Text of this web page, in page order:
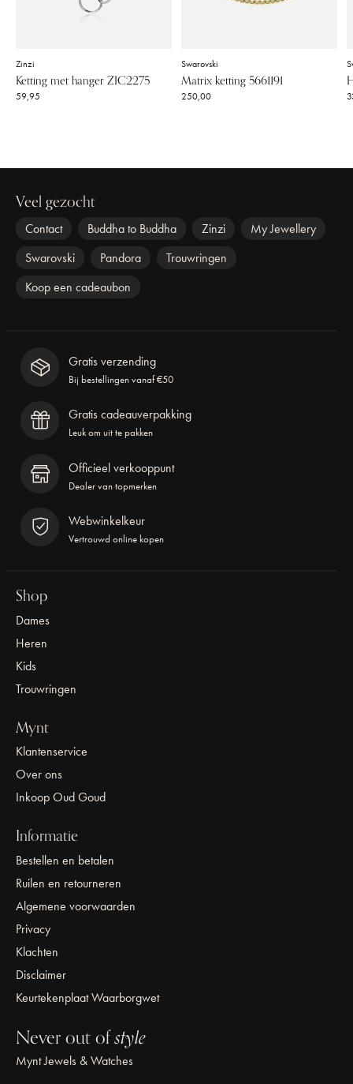
Zinzi
Ketting met hanger ZIC2275
59,95
Swarovski
Matrix ketting 5661191
250,00
Veel gezocht
Contact Buddha to Buddha Zinzi
My Jewellery
Swarovski
Pandora
Trouwringen
Koop een cadeaubon
Gratis verzending
Bij bestellingen vanaf €50
Gratis cadeauverpakking
Leuk om uit te pakken
Officieel verkooppunt
Dealer van topmerken
Webwinkelkeur
Vertrouwd online kopen
Shop
Dames
Heren
Kids
Trouwringen
Mynt
Klantenservice
Over ons
Inkoop Oud Goud
Informatie
Bestellen en betalen
Ruilen en retourneren
Algemene voorwaarden
Privacy
Klachten
Disclaimer
Keurtekenplaat Waarborgwet
Never out ofstyle
Mynt Jewels & Watches